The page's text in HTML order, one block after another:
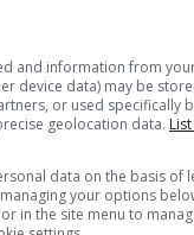
метеорологични
and information from
device data) may be
or used specifically
geolocation data.
data on the basis of
your options
in the site menu to